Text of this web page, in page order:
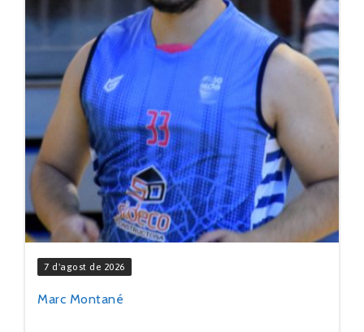
7 d'agost de 2026
Marc Montané